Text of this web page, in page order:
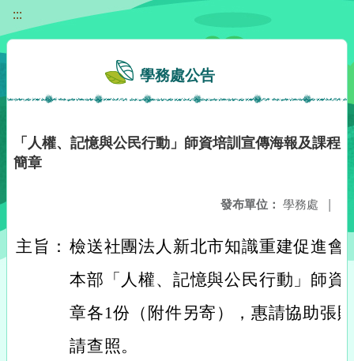
:::
學務處公告
「人權、記憶與公民行動」師資培訓宣傳海報及課程
簡章
發布單位： 學務處 |
主旨： 檢送社團法人新北市知識重建促進會
本部「人權、記憶與公民行動」師資
章各1份（附件另寄），惠請協助張
請查照。